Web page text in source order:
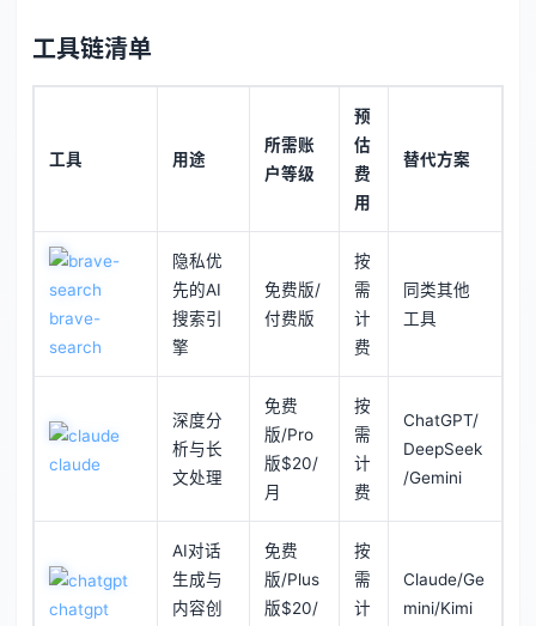
工具链清单
工具 用途
所需账
户等级
预
估
费
用
替代方案
brave-
search
隐私优
先的AI
搜索引
擎
免费版/
付费版
按
需
计
费
同类其他
工具
claude
深度分
析与长
文处理
免费
版/Pro
版$20/
月
按
需
计
费
ChatGPT/
DeepSeek
/Gemini
chatgpt
AI对话
生成与
内容创
免费
版/Plus
版$20/
按
需
计
Claude/Ge
mini/Kimi